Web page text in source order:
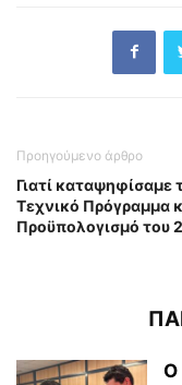
Προηγούμενο άρθρο
Γιατί καταψηφίσαμε
Τεχνικό Πρόγραμμα
Προϋπολογισμό του
Ο